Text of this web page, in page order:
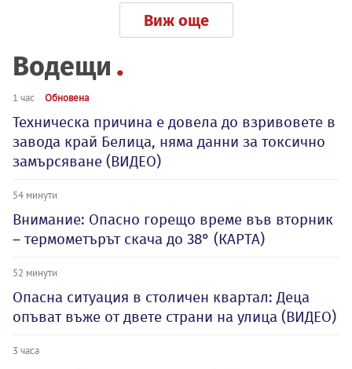
Виж още
Водещи
1 час Обновена
Техническа причина е довела до взривовете в
завода край Белица, няма данни за токсично
замърсяване (ВИДЕО)
54 минути
Внимание: Опасно горещо време във вторник
– термометърът скача до 38° (КАРТА)
52 минути
Опасна ситуация в столичен квартал: Деца
опъват въже от двете страни на улица (ВИДЕО)
3 часа